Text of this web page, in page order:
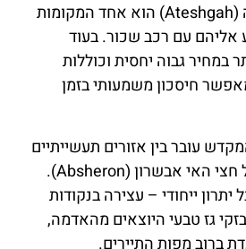
מקדש האש אטשגה (Ateshgah) הוא אחד המקומות
עם רכב שכור. בעוד
במחיר גבוה יחסית וכוללות
חיסכון משמעותי בזמן
עובר בין אזורים תעשייתיים
ומרחבים פתוחים של חצי האי אבשרון (Absheron).
ייחודי – עצירה בנקודות
גז טבעי היוצאים מהאדמה,
ברוב מפות התיירים.